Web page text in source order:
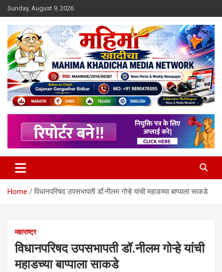
Skip
to
content
Sunday, August 9, 2026
Mahimakhadicha
Home विधानपरिषद उपसभापती डॉ.नीलम गोऱ्हे यांची महाडच्या बाप्पाला साकडे
महाराष्ट्र
विधानपरिषद उपसभापती डॉ.नीलम गोऱ्हे यांची
महाडच्या बाप्पाला साकडे